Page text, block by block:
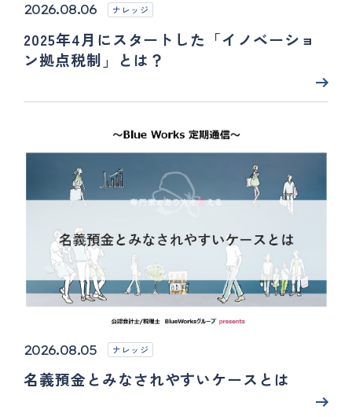
2026.08.06 ナレッジ
2025年4月にスタートした「イノベーショ
ン拠点税制」とは？
2026.08.05 ナレッジ
名義預金とみなされやすいケースとは